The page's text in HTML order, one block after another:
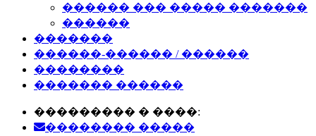
������ ��� ����� �������
������
�������
������-������ / ������
��������
������� ������
��������� � ����:
�������� �����